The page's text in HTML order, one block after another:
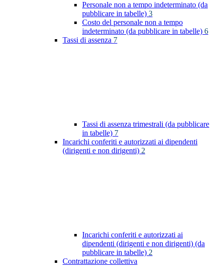
Personale non a tempo indeterminato (da
pubblicare in tabelle) 3
Costo del personale non a tempo
indeterminato (da pubblicare in tabelle) 6
Tassi di assenza 7
Tassi di assenza trimestrali (da pubblicare
in tabelle) 7
Incarichi conferiti e autorizzati ai dipendenti
(dirigenti e non dirigenti) 2
Incarichi conferiti e autorizzati ai
dipendenti (dirigenti e non dirigenti) (da
pubblicare in tabelle) 2
Contrattazione collettiva